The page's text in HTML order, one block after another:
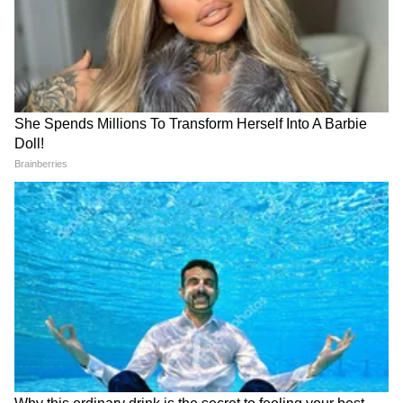
आहेत. ते राजकीय आणि महाराष्ट्रातील घडामोडींचं वार्तांकन करतात. त्यांनी
रानडे इन्स्टिट्युट येथून पत्रकारितेचे पदव्युत्तर शिक्षण पूर्ण केलं आहे. विवेक
यांनी अर्थसाक्षर. कॉम येथे संपादक, तसेच दैनिक सकाळ येथे उपसंपादक
म्हणून काम पाहिलं आहे.
Follow Us